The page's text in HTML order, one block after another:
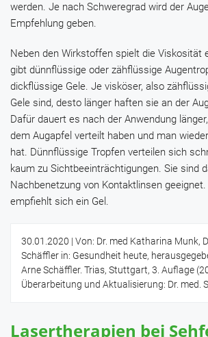
werden. Je nach Schweregrad wird der
Empfehlung geben.
Neben den Wirkstoffen spielt die Viskosität
gibt dünnflüssige oder zähflüssige
dickflüssige Gele. Je visköser, also
Gele sind, desto länger haften sie an der
Dafür dauert es nach der Anwendung
dem Augapfel verteilt haben und man
hat. Dünnflüssige Tropfen verteilen sich
kaum zu Sichtbeeinträchtigungen. Sie sind
Nachbenetzung von Kontaktlinsen
empfiehlt sich ein Gel.
30.01.2020 | Von: Dr. med Katharina Munk,
Schäffler in: Gesundheit heute,
Arne Schäffler. Trias, Stuttgart, 3. Auflage
Überarbeitung und Aktualisierung: Dr. med.
Lasertherapien bei